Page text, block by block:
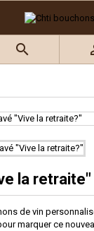
liste
((cancelText))
connecté pour
((cancelText))

la retraite"
de vin
marquer ce